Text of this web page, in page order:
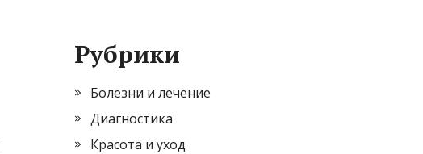
Рубрики
Болезни и лечение
Диагностика
Красота и уход